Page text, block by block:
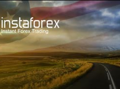
Hisob-varag'ini tez ochish
Endi ish
uchun
Investorlar uchun